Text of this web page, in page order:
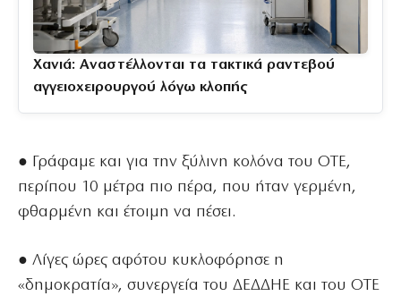
Χανιά: Αναστέλλονται τα τακτικά ραντεβού
αγγειοχειρουργού λόγω κλοπής
● Γράφαμε και για την ξύλινη κολόνα του ΟΤΕ,
περίπου 10 μέτρα πιο πέρα, που ήταν γερμένη,
φθαρμένη και έτοιμη να πέσει.
● Λίγες ώρες αφότου κυκλοφόρησε η
«δημοκρατία», συνεργεία του ΔΕΔΔΗΕ και του ΟΤΕ